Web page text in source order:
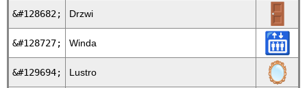
&#128682; Drzwi 🚪
&#128727; Winda 🛗
&#129694; Lustro 🪞